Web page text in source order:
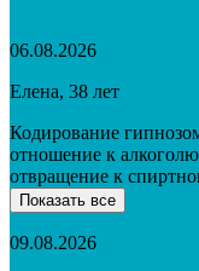
06.08.2026
Елена, 38 лет
Кодирование
отношение к
отвращение к
Показать все
09.08.2026